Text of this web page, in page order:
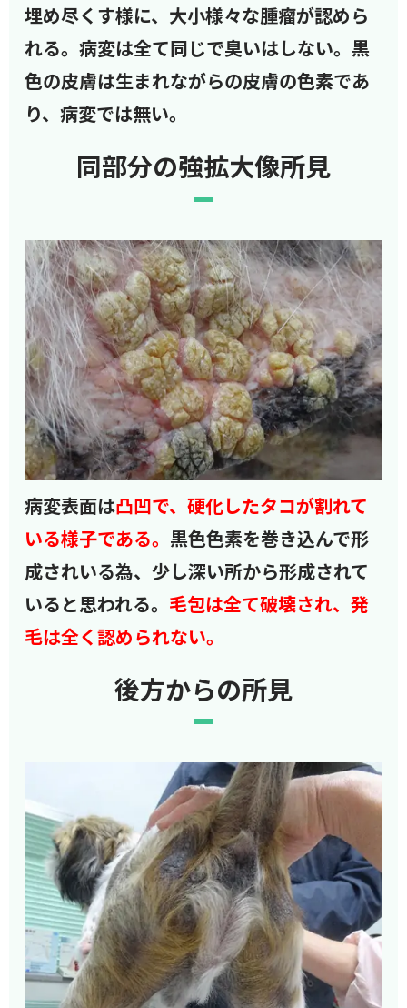
埋め尽くす様に、大小様々な腫瘤が認めら
れる。病変は全て同じで臭いはしない。黒
色の皮膚は生まれながらの皮膚の色素であ
り、病変では無い。
同部分の強拡大像所見
病変表面は凸凹で、硬化したタコが割れて
いる様子である。 黒色色素を巻き込んで形
成されいる為、少し深い所から形成されて
いると思われる。 毛包は全て破壊され、発
毛は全く認められない。
後方からの所見